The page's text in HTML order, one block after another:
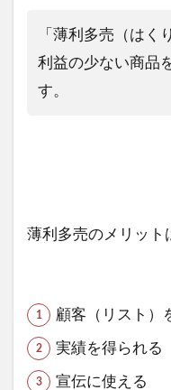
「薄利多売（はく
利益の少ない商品
す。
薄利多売のメリット
顧客（リスト）
実績を得られる
宣伝に使える